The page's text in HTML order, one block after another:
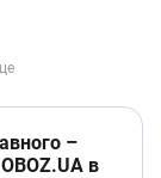
–
в